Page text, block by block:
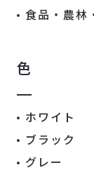
食品・農林
色
ホワイト
ブラック
グレー